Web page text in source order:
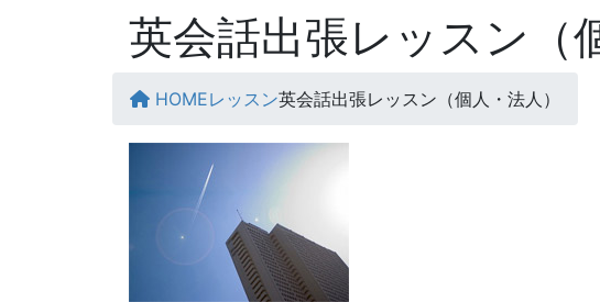
英会話出張レッスン（
HOMEレッスン英会話出張レッスン（個人・法人）